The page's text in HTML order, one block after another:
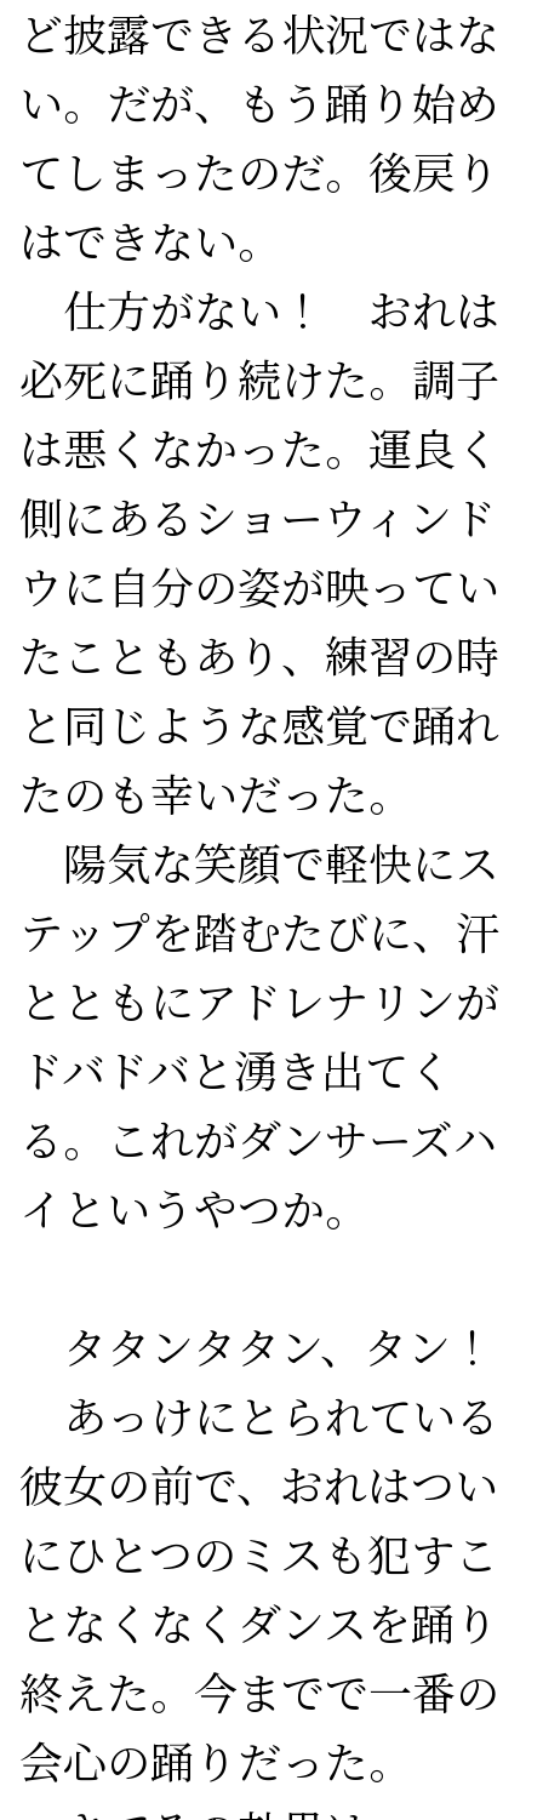
ど披露できる状況ではな
い。だが、もう踊り始め
てしまったのだ。後戻り
はできない。
仕方がない！　おれは
必死に踊り続けた。調子
は悪くなかった。運良く
側にあるショーウィンド
ウに自分の姿が映ってい
たこともあり、練習の時
と同じような感覚で踊れ
たのも幸いだった。
陽気な笑顔で軽快にス
テップを踏むたびに、汗
とともにアドレナリンが
ドバドバと湧き出てく
る。これがダンサーズハ
イというやつか。
タタンタタン、タン！
あっけにとられている
彼女の前で、おれはつい
にひとつのミスも犯すこ
となくなくダンスを踊り
終えた。今までで一番の
会心の踊りだった。